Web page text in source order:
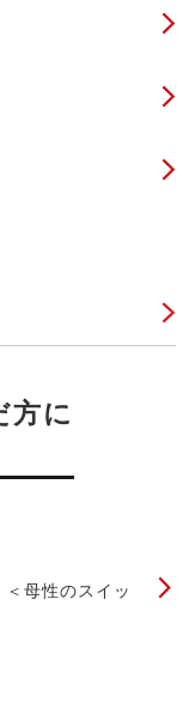
方に
母性のスイッ